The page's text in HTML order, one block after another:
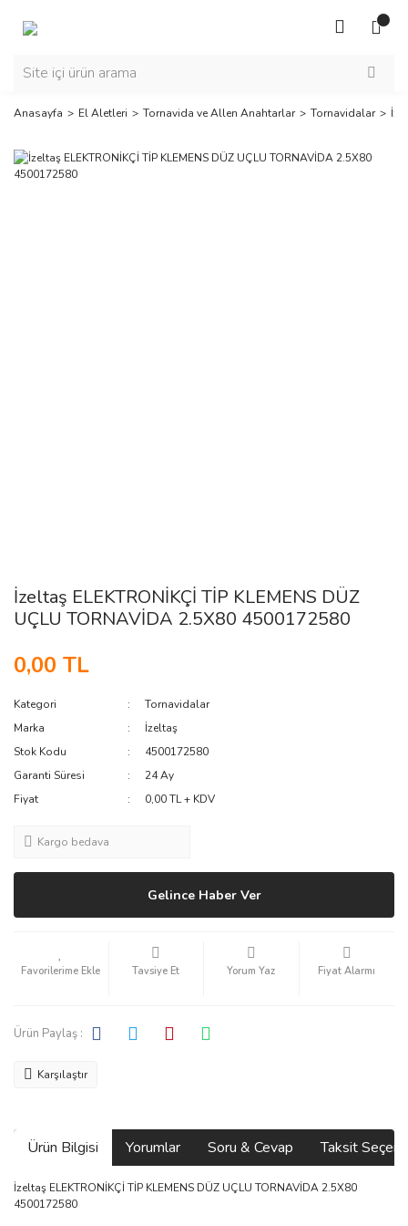
Anasayfa El Aletleri Tornavida ve Allen Anahtarlar Tornavidalar
İzeltaş ELEKTRONİKÇİ TİP KLEMENS DÜZ
UÇLU TORNAVİDA 2.5X80 4500172580
0,00 TL
Kategori
Tornavidalar
Marka
İzeltaş
Stok Kodu
4500172580
Garanti Süresi
24 Ay
Fiyat
0,00 TL + KDV
Kargo bedava
Gelince Haber Ver
Tavsiye Et Yorum Yaz Fiyat Alarmı
Ürün Paylaş :
Karşılaştır
Ürün Bilgisi Yorumlar Soru & Cevap Taksit
İzeltaş ELEKTRONİKÇİ TİP KLEMENS DÜZ UÇLU TORNAVİDA 2.5X80
4500172580